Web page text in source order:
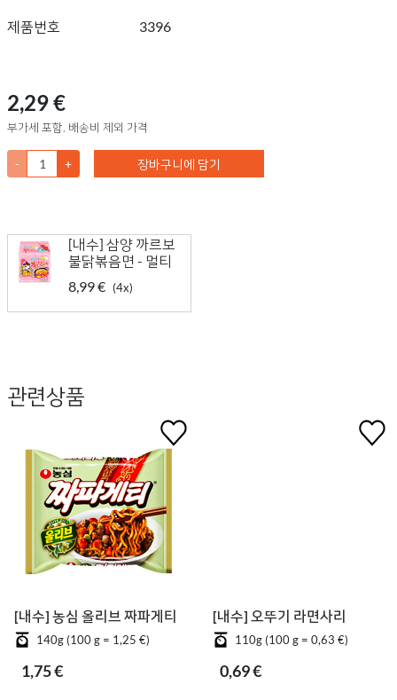
제품번호 3396
2,29 €
부가세 포함, 배송비 제외 가격
- + 장바구니에 담기
[내수] 삼양 까르보
불닭볶음면 - 멀티
8,99 € (4x)
관련상품
[내수] 농심 올리브 짜파게티
140g (100 g = 1,25 €)
1,75 €
[내수] 오뚜기 라면사리
110g (100 g = 0,63 €)
0,69 €